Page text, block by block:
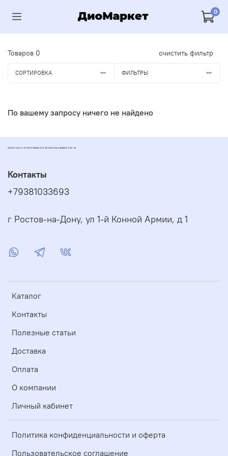
0
Товаров 0 очистить фильтр
СОРТИРОВКА ФИЛЬТРЫ
По вашему запросу ничего не найдено
ЗАПЧАСТИ ДЛЯ СКУТЕРОВ МОПЕДОВ И ПИТБАЙКОВ ДИОМАРКЕТ РОСТОВ
Каталог
Контакты
Полезные статьи
Доставка
Оплата
О компании
Личный кабинет
Политика конфиденциальности и оферта
Пользовательское соглашение
Контакты
+79381033693
г Ростов-на-Дону, ул 1-й Конной Армии, д 1